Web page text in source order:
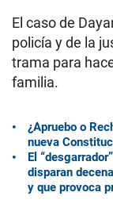
El caso de
policía y de la
trama para
familia.
¿Apruebo o
nueva
El
disparan
y que provoca